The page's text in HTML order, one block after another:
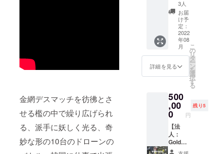
金網デスマッチを彷彿とさ
せる檻の中で繰り広げられ
る、派手に妖しく光る、奇
妙な形の10台のドローンの
いま
す。日
本でド
ローン
サッ
カーを
盛り上
げるた
めのビ
ただき
ます。
チームなどの練
習場としてにぎ
わいます。緑豊
かな常設コート
で一度体験して
みては？！ 参考
https://youtu.be/
OHvXIifiAHw
【大会参加券に
ついて】※期限：
まで この後も今
年度中に数試
合、全国の数か
所で大会を予定
しています。大
会運営資金とし
て、通常は参加
お越し
になる
か、発
注時期
を指定
するこ
とによ
り、好
きな時
です。
※サイト
の仕様
上、お
届け予
定が
2022年
8月と
7/21）
に実際
の機体
で体験
ができ
ます。
我こそ
はと思
う希望
者は当
日の試
加でき
ます。
・混成
チーム
となり
ます。
・参加
人数が
チーム
結成な
ど、お
気軽に
お問合
せくだ
さい）
【大会
チラシ
に企業
名掲載
て】 選
手や来
場した
観客に
配布す
る競技
紹介パ
ンフに
企業名
掲載、
DECド
ローン
パーク
使用券
または
大会参
加券2回
分、銀
座に志
パン30
本、 ド
ローン
サッ
カー教
本DVD
提供、
コート
3人
お届
け予
定：
2022
年08
月
詳細を見る
こ
の
リ
タ
ー
ン
を
選
択
す
る
500
,00
0 円
残り5
【法
人：
Gold】
大会チ